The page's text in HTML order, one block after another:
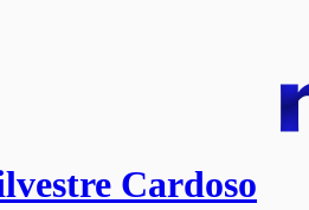
Cardoso